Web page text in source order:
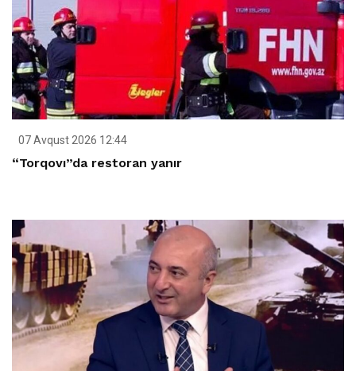
07 Avqust 2026 12:44
“Torqovı”da restoran yanır